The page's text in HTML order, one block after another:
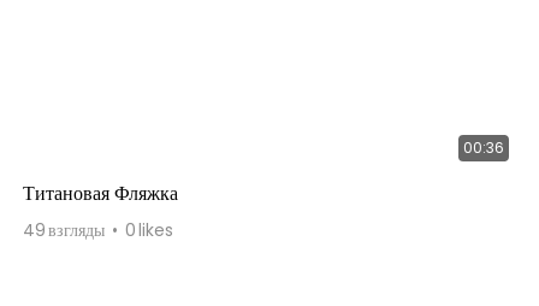
00:36
Титановая Фляжка
49взгляды 0likes